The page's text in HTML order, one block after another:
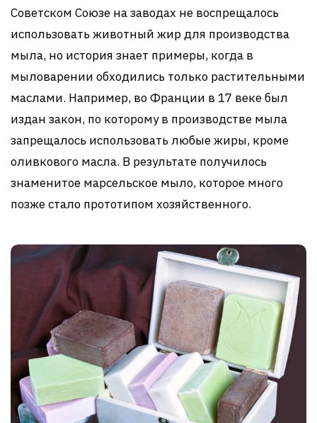
Советском Союзе на заводах не воспрещалось
использовать животный жир для производства
мыла, но история знает примеры, когда в
мыловарении обходились только растительными
маслами. Например, во Франции в 17 веке был
издан закон, по которому в производстве мыла
запрещалось использовать любые жиры, кроме
оливкового масла. В результате получилось
знаменитое марсельское мыло, которое много
позже стало прототипом хозяйственного.